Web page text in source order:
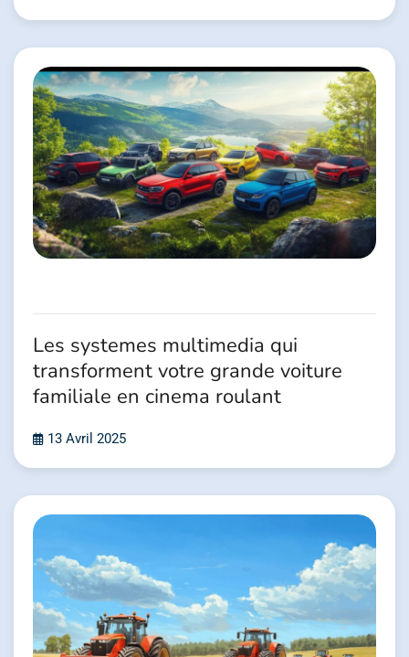
Les systemes multimedia qui
transforment votre grande voiture
familiale en cinema roulant
13 Avril 2025